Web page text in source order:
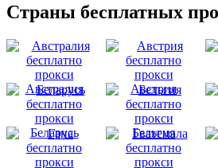
Страны бесплатных
Австралия Австрия
Беларусь Бельгия